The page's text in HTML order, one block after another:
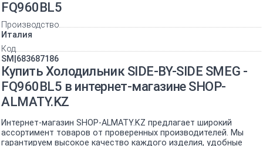
FQ960BL5
Производство
Италия
Код
SM|683687186
Купить Холодильник SIDE-BY-SIDE SMEG -
FQ960BL5 в интернет-магазине SHOP-
ALMATY.KZ
Интернет-магазин SHOP-ALMATY.KZ предлагает широкий
ассортимент товаров от проверенных производителей. Мы
гарантируем высокое качество каждого изделия, удобные